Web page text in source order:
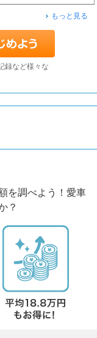
もっと見る
録など様々な
を調べよう！愛車
？